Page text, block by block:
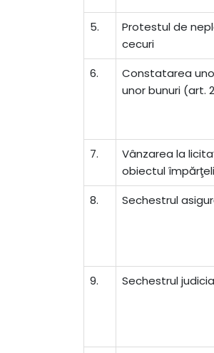
5.
Protestul de
cecuri
6.
Constatarea
unor bunuri (art.
7.
Vânzarea la
obiectul
8. Sechestrul
9.
Sechestrul